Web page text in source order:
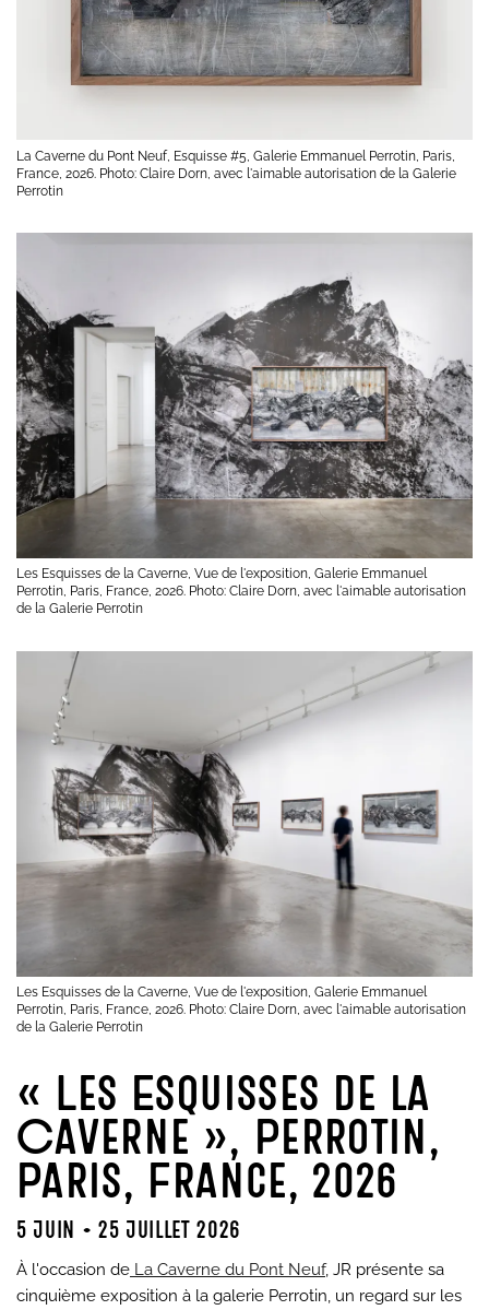
La Caverne du Pont Neuf, Esquisse #5, Galerie Emmanuel Perrotin, Paris,
France, 2026. Photo: Claire Dorn, avec l'aimable autorisation de la Galerie
Perrotin
Les Esquisses de la Caverne, Vue de l'exposition, Galerie Emmanuel
Perrotin, Paris, France, 2026. Photo: Claire Dorn, avec l'aimable autorisation
de la Galerie Perrotin
Les Esquisses de la Caverne, Vue de l'exposition, Galerie Emmanuel
Perrotin, Paris, France, 2026. Photo: Claire Dorn, avec l'aimable autorisation
de la Galerie Perrotin
« Les Esquisses de la
Caverne », Perrotin,
Paris, France, 2026
5 juin - 25 juillet 2026
À l'occasion de La Caverne du Pont Neuf, JR présente sa
cinquième exposition à la galerie Perrotin, un regard sur les